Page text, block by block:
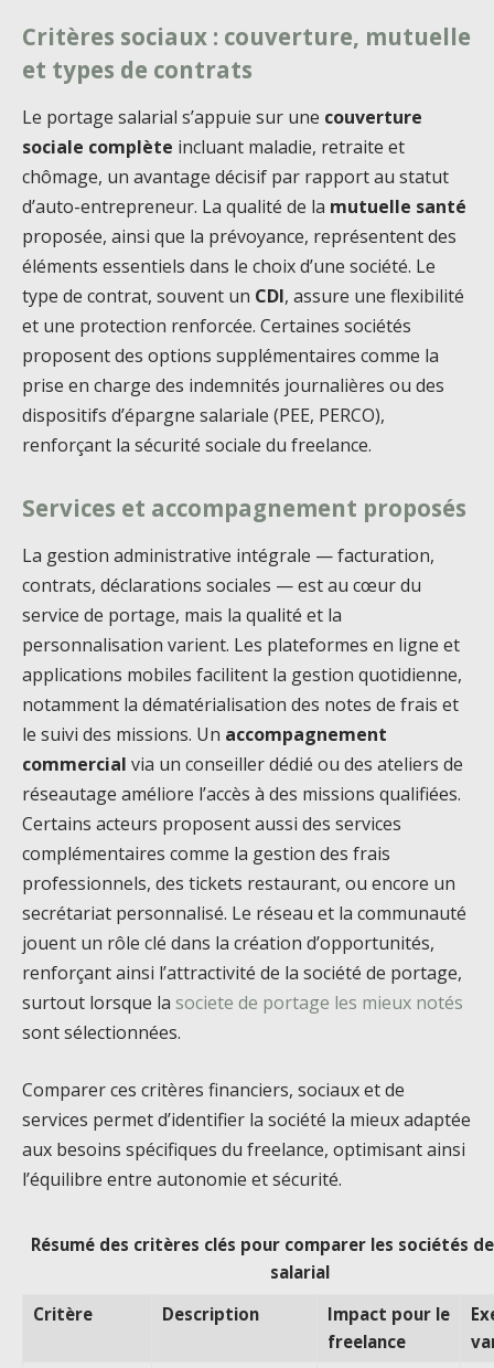
Critères sociaux : couverture, mutuelle
et types de contrats
Le portage salarial s’appuie sur une couverture
sociale complète incluant maladie, retraite et
chômage, un avantage décisif par rapport au statut
d’auto-entrepreneur. La qualité de la mutuelle santé
proposée, ainsi que la prévoyance, représentent des
éléments essentiels dans le choix d’une société. Le
type de contrat, souvent un CDI, assure une flexibilité
et une protection renforcée. Certaines sociétés
proposent des options supplémentaires comme la
prise en charge des indemnités journalières ou des
dispositifs d’épargne salariale (PEE, PERCO),
renforçant la sécurité sociale du freelance.
Services et accompagnement proposés
La gestion administrative intégrale — facturation,
contrats, déclarations sociales — est au cœur du
service de portage, mais la qualité et la
personnalisation varient. Les plateformes en ligne et
applications mobiles facilitent la gestion quotidienne,
notamment la dématérialisation des notes de frais et
le suivi des missions. Un accompagnement
commercial via un conseiller dédié ou des ateliers de
réseautage améliore l’accès à des missions qualifiées.
Certains acteurs proposent aussi des services
complémentaires comme la gestion des frais
professionnels, des tickets restaurant, ou encore un
secrétariat personnalisé. Le réseau et la communauté
jouent un rôle clé dans la création d’opportunités,
renforçant ainsi l’attractivité de la société de portage,
surtout lorsque la societe de portage les mieux notés
sont sélectionnées.
Comparer ces critères financiers, sociaux et de
services permet d’identifier la société la mieux adaptée
aux besoins spécifiques du freelance, optimisant ainsi
l’équilibre entre autonomie et sécurité.
Résumé des critères clés pour comparer les sociétés
salarial
Critère
Description
Impact pour le
freelance